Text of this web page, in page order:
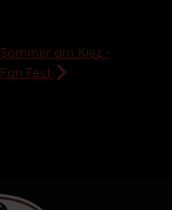
Sommer am Kiez -
Fan Fest